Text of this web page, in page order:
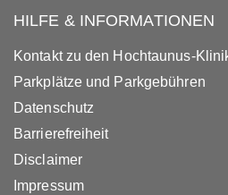
HILFE & INFORMATIONEN
Kontakt zu den Hochtaunus-
Parkplätze und Parkgebühren
Datenschutz
Barrierefreiheit
Disclaimer
Impressum